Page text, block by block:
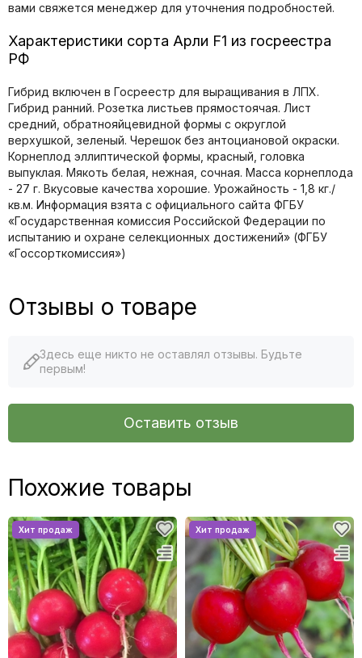
вами свяжется менеджер для уточнения подробностей.
Характеристики сорта Арли F1 из госреестра
РФ
Гибрид включен в Госреестр для выращивания в ЛПХ.
Гибрид ранний. Розетка листьев прямостоячая. Лист
средний, обратнояйцевидной формы с округлой
верхушкой, зеленый. Черешок без антоциановой окраски.
Корнеплод эллиптической формы, красный, головка
выпуклая. Мякоть белая, нежная, сочная. Масса корнеплода
- 27 г. Вкусовые качества хорошие. Урожайность - 1,8 кг./
кв.м. Информация взята с официального сайта ФГБУ
«Государственная комиссия Российской Федерации по
иcпытанию и охране селекционных достижений» (ФГБУ
«Госсорткомиссия»)
Отзывы о товаре
Здесь еще никто не оставлял отзывы. Будьте
первым!
Оставить отзыв
Похожие товары